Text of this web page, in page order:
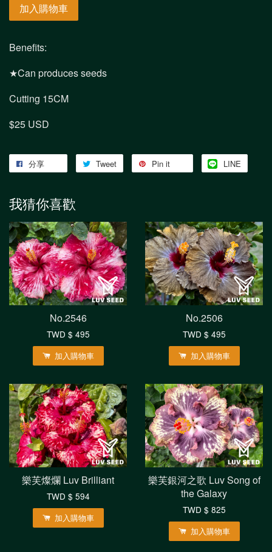
加入購物車
Benefits:
★Can produces seeds
Cutting 15CM
$25 USD
分享 Tweet Pin it LINE
我猜你喜歡
No.2546
TWD $ 495
加入購物車
No.2506
TWD $ 495
加入購物車
樂芙燦爛 Luv Brilliant
TWD $ 594
加入購物車
樂芙銀河之歌 Luv Song of
the Galaxy
TWD $ 825
加入購物車